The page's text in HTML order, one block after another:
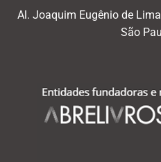
Al. Joaquim Eugênio de
São